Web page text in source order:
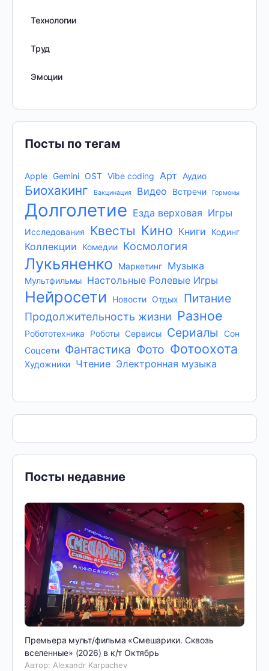
Технологии
Труд
Эмоции
Посты по тегам
Apple Gemini OST Vibe coding Арт Аудио
Биохакинг Вакцинация Видео Встречи Гормоны
Долголетие Езда верховая Игры
Исследования Квесты Кино Книги Кодинг
Коллекции Комедии Космология
Лукьяненко Маркетинг Музыка
Мультфильмы Настольные Ролевые Игры
Нейросети Новости Отдых Питание
Продолжительность жизни Разное
Робототехника Роботы Сервисы Сериалы
Сон
Соцсети Фантастика Фото Фотоохота
Художники Чтение Электронная музыка
Посты недавние
Премьера мульт/фильма «Смешарики. Сквозь
вселенные» (2026) в к/т Октябрь
Автор: Alexandr Karpachev